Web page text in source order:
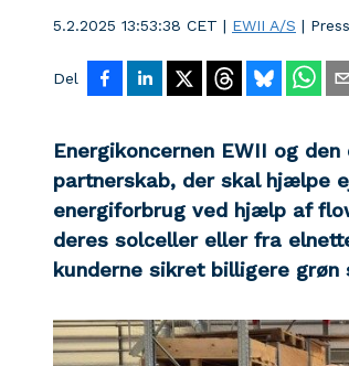
5.2.2025 13:53:38 CET | EWII A/S |
Del
Energikoncernen EWII og
partnerskab, der skal hjælpe
energiforbrug ved hjælp af
deres solceller eller fra
kunderne sikret billigere